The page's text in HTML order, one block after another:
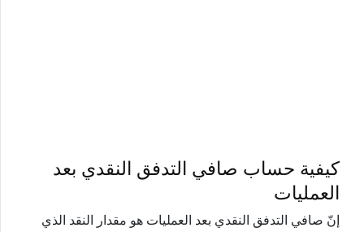
كيفية حساب صافي التدفق النقدي بعد
العمليات
إنّ صافي التدفق النقدي بعد العمليات هو مقدار النقد الذي